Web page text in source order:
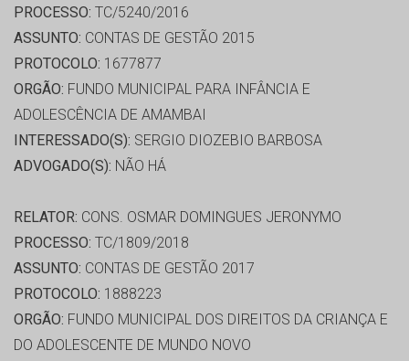
PROCESSO: TC/5240/2016
ASSUNTO: CONTAS DE GESTÃO 2015
PROTOCOLO: 1677877
ORGÃO: FUNDO MUNICIPAL PARA INFÂNCIA E
ADOLESCÊNCIA DE AMAMBAI
INTERESSADO(S): SERGIO DIOZEBIO BARBOSA
ADVOGADO(S): NÃO HÁ
RELATOR: CONS. OSMAR DOMINGUES JERONYMO
PROCESSO: TC/1809/2018
ASSUNTO: CONTAS DE GESTÃO 2017
PROTOCOLO: 1888223
ORGÃO: FUNDO MUNICIPAL DOS DIREITOS DA CRIANÇA E
DO ADOLESCENTE DE MUNDO NOVO